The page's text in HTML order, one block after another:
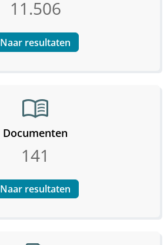
11.506
Naar resultaten
menu_book
Documenten
141
Naar resultaten